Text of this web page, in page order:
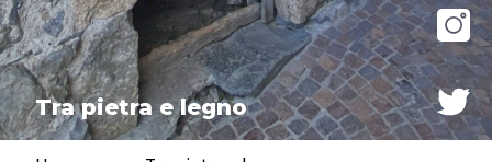
Tra pietra e legno